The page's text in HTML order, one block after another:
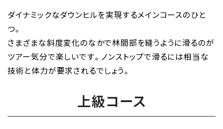
ダイナミックなダウンヒルを実現するメインコースのひと
つ。
さまざまな斜度変化のなかで林間部を縫うように滑るのが
ツアー気分で楽しいです。ノンストップで滑るには相当な
技術と体力が要求されるでしょう。
上級コース